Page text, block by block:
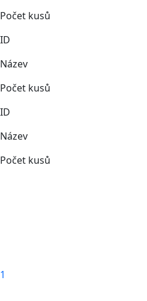
Počet kusů
ID
Název
Počet kusů
ID
Název
Počet kusů
1